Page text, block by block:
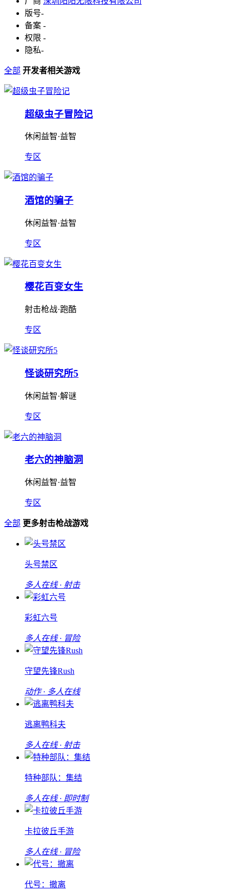
版号-
备案 -
权限 -
隐私-
全部 开发者相关游戏
超级虫子冒险记
休闲益智·益智
专区
酒馆的骗子
休闲益智·益智
专区
樱花百变女生
射击枪战·跑酷
专区
怪谈研究所5
休闲益智·解谜
专区
老六的神脑洞
休闲益智·益智
专区
全部 更多射击枪战游戏
头号禁区
多人在线 · 射击
彩虹六号
多人在线 · 冒险
守望先锋Rush
动作 · 多人在线
逃离鸭科夫
多人在线 · 射击
特种部队：集结
多人在线 · 即时制
卡拉彼丘手游
多人在线 · 冒险
代号：撤离